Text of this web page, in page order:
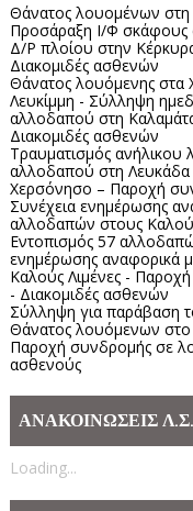
Θάνατος λουομένων
Προσάραξη Ι/Φ
Δ/Ρ πλοίου στην
Διακομιδές ασθενών
Θάνατος λουόμενης
Λευκίμμη - Σύλληψη
αλλοδαπού στη
Διακομιδές ασθενών
Τραυματισμός
αλλοδαπού στη
Χερσόνησο – Παροχή
Συνέχεια ενημέρωσης
αλλοδαπών στους
Εντοπισμός 57
ενημέρωσης αναφορικά
Καλούς Λιμένες -
- Διακομιδές ασθενών
Σύλληψη για παράβαση
Θάνατος λουόμενων στο
Παροχή συνδρομής σε
ασθενούς
ΑΝΑΚΟΙΝΩΣΕΙΣ
Loading...